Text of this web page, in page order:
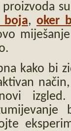
proizvoda
boja, oker
kako bi